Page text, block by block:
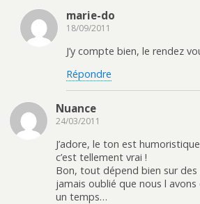
marie-do
18/09/2011
J’y compte bien, le rendez
Répondre
Nuance
24/03/2011
J’adore, le ton est
c’est tellement vrai !
Bon, tout dépend bien sur
jamais oublié que nous l avons été nous même il fut
un temps…